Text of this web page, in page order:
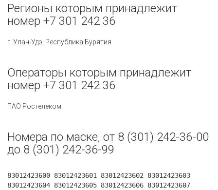
Регионы которым принадлежит
номер +7 301 242 36
г. Улан-Удэ, Республика Бурятия
Операторы которым принадлежит
номер +7 301 242 36
ПАО Ростелеком
Номера по маске, от 8 (301) 242-36-00
до 8 (301) 242-36-99
83012423600 83012423601 83012423602 83012423603
83012423604 83012423605 83012423606 83012423607